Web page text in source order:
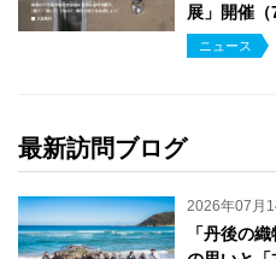
展」開催（
ニュース
最新訪問ブログ
2026年07月
「丹後の